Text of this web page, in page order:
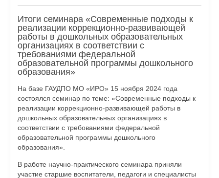
Итоги семинара «Современные подходы к
реализации коррекционно-развивающей
работы в дошкольных образовательных
организациях в соответствии с
требованиями федеральной
образовательной программы дошкольного
образования»
На базе ГАУДПО МО «ИРО» 15 ноября 2024 года
состоялся семинар по теме: «Современные подходы к
реализации коррекционно-развивающей работы в
дошкольных образовательных организациях в
соответствии с требованиями федеральной
образовательной программы дошкольного
образования».
В работе научно-практического семинара приняли
участие старшие воспитатели, педагоги и специалисты